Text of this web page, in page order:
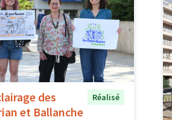
des
et Ballanche
Réalisé